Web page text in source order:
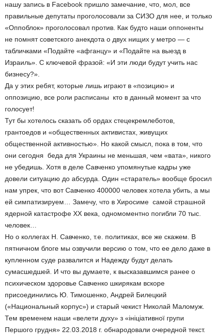
нашу запись в Facebook пришло замечание, что, мол, все
правильные депутаты проголосовали за СИЗО для нее, и только
«Оппоблок» проголосовал против. Как будто наши оппоненты
не помнят советского анекдота о двух нищих у метро — с
табличками «Подайте «афганцу» и «Подайте на выезд в
Израиль». С ключевой фразой: «И эти люди будут учить нас
бизнесу?».
Да у этих ребят, которые лишь играют в «позицию» и
оппозицию, все роли расписаны ­ кто в данный момент за что
голосует!
Тут бы хотелось сказать об ордах стеце­кремлеботов,
грантоедов и «общественных активистах, живущих
общественной активностью». Но какой смысл, пока в том, что
они сегодня ­ беда для Украины не меньшая, чем «вата», никого
не убедишь. Хотя в деле Савченко упомянутые кадры уже
довели ситуацию до абсурда. Один «старатель» вообще бросил
нам упрек, что вот Савченко 400000 человек хотела убить, а мы
ей симпатизируем… Замечу, что в Хиросиме ­ самой страшной
ядерной катастрофе XX века, одномоментно погибли 70 тыс.
человек…
Но о коллегах Н. Савченко, т.е. политиках, все же скажем. В
пятничном блоге мы озвучили версию о том, что ее дело даже в
купленном суде развалится и Надежду будут делать
сумасшедшей. И что вы думаете, к высказавшимся ранее о
психическом здоровье Савченко шкирякам вскоре
присоединились Ю. Тимошенко, Андрей Билецкий
(«Национальный корпус») и старый чекист Николай Маломуж.
Тем временем наши «велети духу» з «ініціативної групи
Першого грудня» 22.03.2018 г. обнародовали очередной текст.